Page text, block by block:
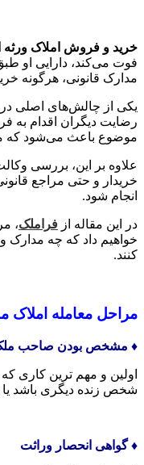
خرید و فروش املاک ورثه
فوت می‌کند، دارایی او
مدارک قانونی، هرگونه
یکی از چالش‌های اصلی در
رضایت دیگران اقدام به
موضوع باعث می‌شود که
علاوه بر این، بررسی
خریدار و حتی مراجع
انجام شود.
در این مقاله از فراملک،
خواهیم داد که چه مدارک
کنند.
مراحل معامله املاک
♦️ مشخص بودن صاحب
اولین و مهم ترین کاری که
شخص زنده دیگری باشد یا
♦️ گواهی انحصار وراثت